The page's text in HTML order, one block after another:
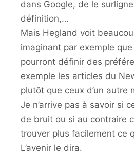
dans Google, de le
définition,…
Mais Hegland voit
imaginant par exemple
pourront définir des
exemple les articles du
plutôt que ceux d’un autre
Je n’arrive pas à savoir si
de bruit ou si au contraire
trouver plus facilement ce
L’avenir le dira.